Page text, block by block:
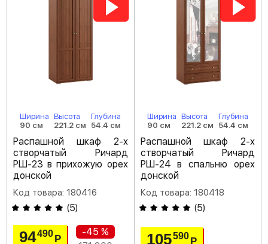
Ширина
90 см
Высота
221.2 см
Глубина
54.4 см
Распашной шкаф 2-х
створчатый Ричард
РШ-23 в прихожую орех
донской
Код товара: 180416
(5)
94490Р
-45 %
Ширина
90 см
Высота
221.2 см
Глубина
54.4 см
Распашной шкаф 2-х
створчатый Ричард
РШ-24 в спальню орех
донской
Код товара: 180418
(5)
105590 Р